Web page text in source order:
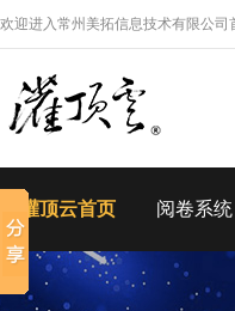
欢迎进入常州美拓信息技术有限公司
灌顶云首页 阅卷系统